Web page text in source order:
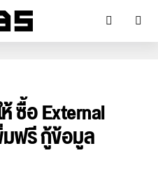
ซื้อ External
มฟรี กู้ข้อมูล